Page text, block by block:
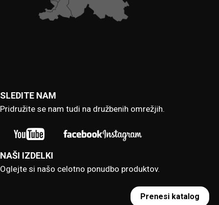
SLEDITE NAM
Pridružite se nam tudi na družbenih omrežjih.
NAŠI IZDELKI
Oglejte si našo celotno ponudbo produktov.
Prenesi katalog